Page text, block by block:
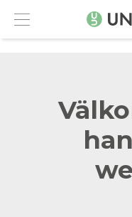
Menu
KONTAKT